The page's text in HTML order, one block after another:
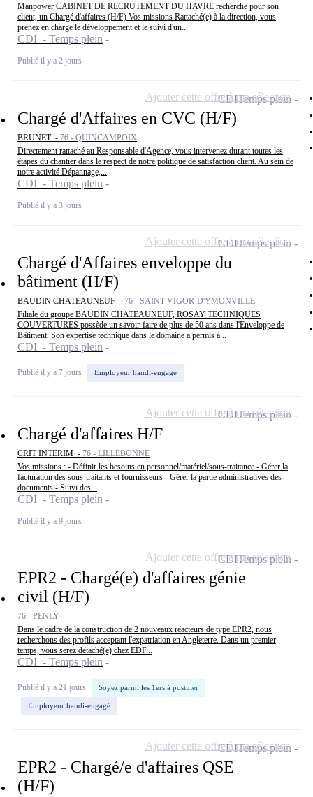
Manpower CABINET DE RECRUTEMENT DU HAVRE recherche pour son
client, un Chargé d'affaires (H/F) Vos missions Rattaché(e) à la direction, vous
prenez en charge le développement et le suivi d'un...
CDI - Temps plein
Publié il y a 2 jours
Chargé d'Affaires en CVC (H/F)
BRUNET - 76 - QUINCAMPOIX
Directement rattaché au Responsable d'Agence, vous intervenez durant toutes les
étapes du chantier dans le respect de notre politique de satisfaction client. Au sein de
notre activité Dépannage,...
CDI - Temps plein
Publié il y a 3 jours
CDITemps plein
Ajouter cette offre à ma sélection
Chargé d'Affaires enveloppe du
bâtiment (H/F)
BAUDIN CHATEAUNEUF - 76 - SAINT-VIGOR-D'YMONVILLE
Filiale du groupe BAUDIN CHATEAUNEUF, ROSAY TECHNIQUES
COUVERTURES possède un savoir-faire de plus de 50 ans dans l'Enveloppe de
Bâtiment. Son expertise technique dans le domaine a permis à...
CDI - Temps plein
Publié il y a 7 jours Employeur handi-engagé
CDITemps plein
Ajouter cette offre à ma sélection
Chargé d'affaires H/F
CRIT INTERIM - 76 - LILLEBONNE
Vos missions : - Définir les besoins en personnel/matériel/sous-traitance - Gérer la
facturation des sous-traitants et fournisseurs - Gérer la partie administratives des
documents - Suivi des...
CDI - Temps plein
Publié il y a 9 jours
CDITemps plein
Ajouter cette offre à ma sélection
EPR2 - Chargé(e) d'affaires génie
civil (H/F)
76 - PENLY
Dans le cadre de la construction de 2 nouveaux réacteurs de type EPR2, nous
recherchons des profils acceptant l'expatriation en Angleterre. Dans un premier
temps, vous serez détaché(e) chez EDF...
CDI - Temps plein
Publié il y a 21 jours Soyez parmi les 1ers à postuler
Employeur handi-engagé
CDITemps plein
Ajouter cette offre à ma sélection
EPR2 - Chargé/e d'affaires QSE
(H/F)
CDITemps plein
Ajouter cette offre à ma sélection